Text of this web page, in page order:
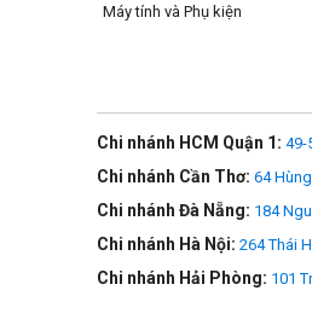
Máy tính và Phụ kiện
Chi nhánh HCM Quận 1: 49-
Chi nhánh Cần Thơ: 64
Chi nhánh Đà Nẵng: 184
Chi nhánh Hà Nội: 264 Thái
Chi nhánh Hải Phòng: 101